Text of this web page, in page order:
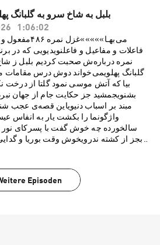
پس شکی نماند که صاحب‌نظر شویبنياد
زير و زبر شوددر دل مدار هيچ که زير و
سرت هوای وصال است حافظابايد که خاک
ravaq/donations
بلبل به شاخ سرو به گلبانگ
1:06:02
فاعلات و مفاعیل و فاعلنویدیویی که در
نمره درباره‌ش صحبت کردیم بلبل ز
گلبانگ پهلویمی‌خواند دوش درس مقامات
بيا که آتش موسی نمود گلتا از درخت
بشنویجمشيد جز حکايت جام از جهان
مبند بر اسباب دنيویاين قصه‌ی عجب
واژگونما را بکشت يار به انفاس
سالخورده چه خوش گفت با پسرکای
بجز از کشته ندرویخوش وقت بوريا و
ravaq/donations
Episoden